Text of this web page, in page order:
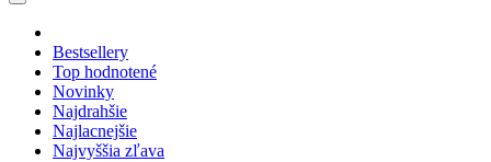
Bestsellery
Top hodnotené
Novinky
Najdrahšie
Najlacnejšie
Najvyššia zľava